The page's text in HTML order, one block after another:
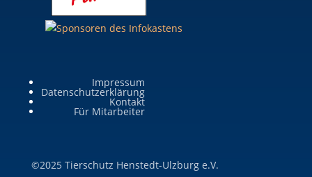
Impressum
Datenschutzerklärung
Kontakt
Für Mitarbeiter
©2025 Tierschutz Henstedt-Ulzburg e.V.